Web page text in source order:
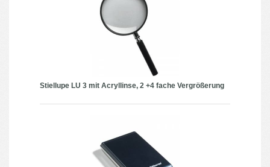
Stiellupe LU 3 mit Acryllinse, 2 +4 fache Vergrößerung